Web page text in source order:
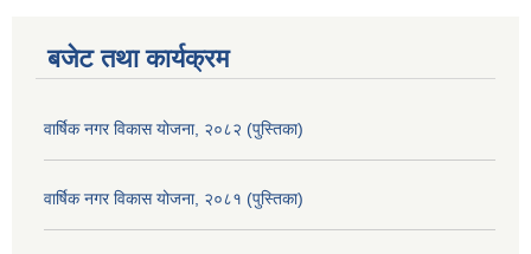
बजेट तथा कार्यक्रम
वार्षिक नगर विकास योजना, २०८२ (पुस्तिका)
वार्षिक नगर विकास योजना, २०८१ (पुस्तिका)